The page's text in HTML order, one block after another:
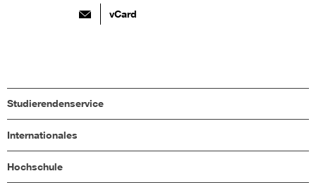
vCard
Studierendenservice
Internationales
Hochschule